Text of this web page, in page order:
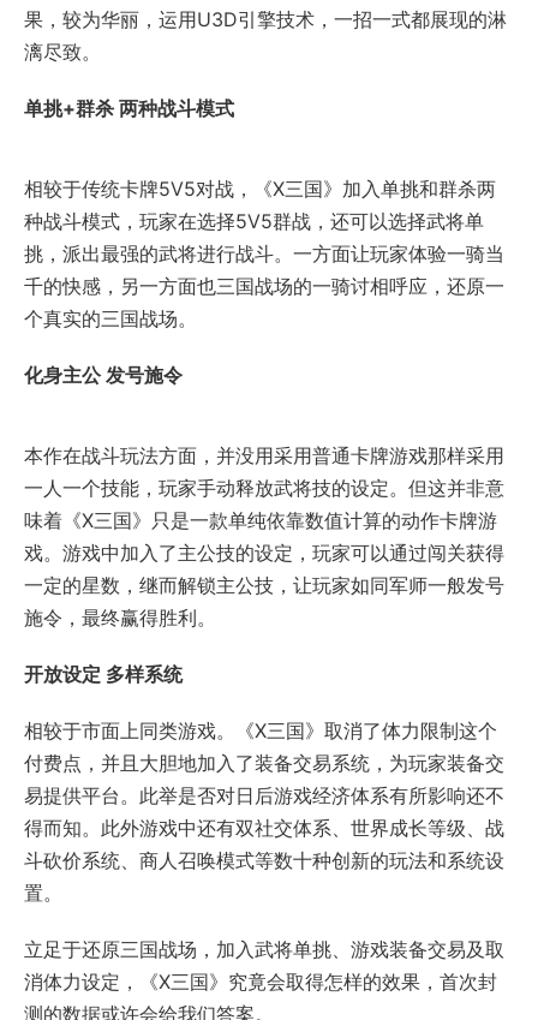
果，较为华丽，运用U3D引擎技术，一招一式都展现的淋
漓尽致。
单挑+群杀 两种战斗模式
相较于传统卡牌5V5对战，《X三国》加入单挑和群杀两
种战斗模式，玩家在选择5V5群战，还可以选择武将单
挑，派出最强的武将进行战斗。一方面让玩家体验一骑当
千的快感，另一方面也三国战场的一骑讨相呼应，还原一
个真实的三国战场。
化身主公 发号施令
本作在战斗玩法方面，并没用采用普通卡牌游戏那样采用
一人一个技能，玩家手动释放武将技的设定。但这并非意
味着《X三国》只是一款单纯依靠数值计算的动作卡牌游
戏。游戏中加入了主公技的设定，玩家可以通过闯关获得
一定的星数，继而解锁主公技，让玩家如同军师一般发号
施令，最终赢得胜利。
开放设定 多样系统
相较于市面上同类游戏。《X三国》取消了体力限制这个
付费点，并且大胆地加入了装备交易系统，为玩家装备交
易提供平台。此举是否对日后游戏经济体系有所影响还不
得而知。此外游戏中还有双社交体系、世界成长等级、战
斗砍价系统、商人召唤模式等数十种创新的玩法和系统设
置。
立足于还原三国战场，加入武将单挑、游戏装备交易及取
消体力设定，《X三国》究竟会取得怎样的效果，首次封
测的数据或许会给我们答案。